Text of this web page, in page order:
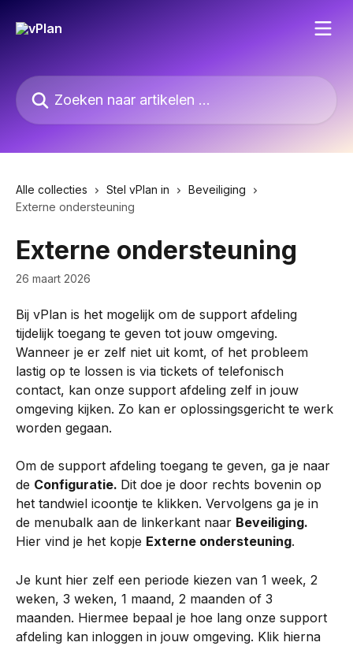
Zoeken naar artikelen ...
Alle collecties Stel vPlan in
Beveiliging
Externe ondersteuning
Externe ondersteuning
26 maart 2026
Bij vPlan is het mogelijk om de support afdeling
tijdelijk toegang te geven tot jouw omgeving.
Wanneer je er zelf niet uit komt, of het probleem
lastig op te lossen is via tickets of telefonisch
contact, kan onze support afdeling zelf in jouw
omgeving kijken. Zo kan er oplossingsgericht te werk
worden gegaan.
Om de support afdeling toegang te geven, ga je naar
de Configuratie. Dit doe je door rechts bovenin op
het tandwiel icoontje te klikken. Vervolgens ga je in
de menubalk aan de linkerkant naar Beveiliging.
Hier vind je het kopje Externe ondersteuning.
Je kunt hier zelf een periode kiezen van 1 week, 2
weken, 3 weken, 1 maand, 2 maanden of 3
maanden. Hiermee bepaal je hoe lang onze support
afdeling kan inloggen in jouw omgeving. Klik hierna